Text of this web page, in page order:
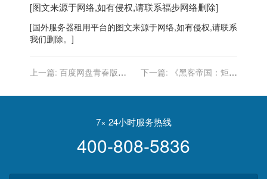
[图文来源于网络,如有侵权,请联系福步网络删除]
[国外服务器租用平台的图文来源于网络,如有侵权,请联系
我们删除。]
上一篇: 百度网盘青春版真
下一篇:
《黑客帝国：矩阵
斯功夫特辑
7× 24小时服务热线
400-808-5836